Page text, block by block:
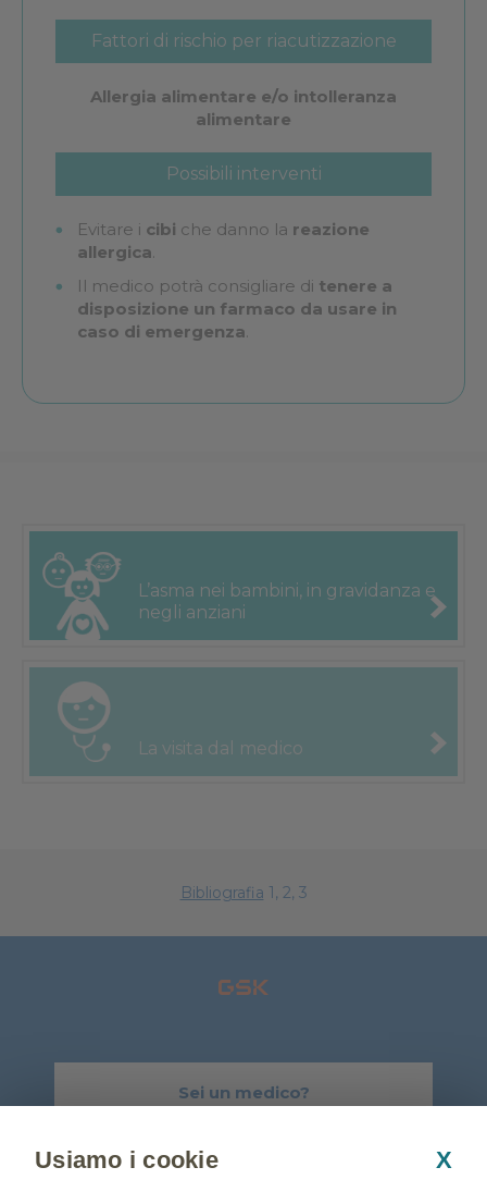
Fattori di rischio per riacutizzazione
dell'asma
Allergia alimentare e/o intolleranza
alimentare
Possibili interventi
Evitare i cibi che danno la reazione
allergica.
Il medico potrà consigliare di tenere a
disposizione un farmaco da usare in
caso di emergenza.
L’asma nei bambini, in gravidanza e
negli anziani
La visita dal medico
Bibliografia 1, 2, 3
Sei un medico?
Usiamo i cookie X